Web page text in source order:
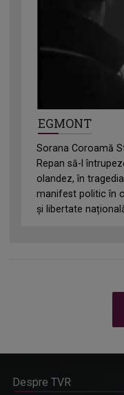
EGMONT
Sorana Coroamă
Repan să-l
olandez, în
manifest politic în
și libertate
Despre TVR